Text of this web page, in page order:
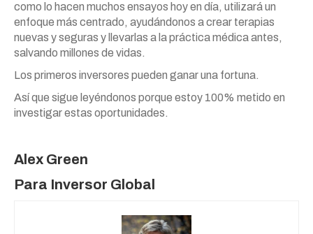
como lo hacen muchos ensayos hoy en día, utilizará un
enfoque más centrado, ayudándonos a crear terapias
nuevas y seguras y llevarlas a la práctica médica antes,
salvando millones de vidas.
Los primeros inversores pueden ganar una fortuna.
Así que sigue leyéndonos porque estoy 100% metido en
investigar estas oportunidades.
Alex Green
Para Inversor Global